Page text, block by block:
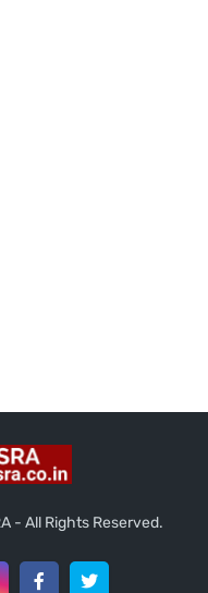
- All Rights Reserved.